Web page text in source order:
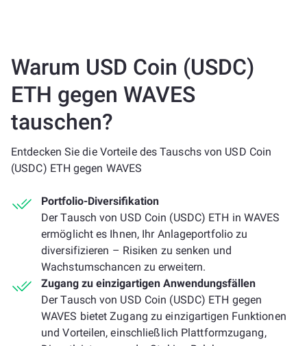
Warum USD Coin (USDC)
ETH gegen WAVES
tauschen?
Entdecken Sie die Vorteile des Tauschs von USD Coin
(USDC) ETH gegen WAVES
Portfolio-Diversifikation
Der Tausch von USD Coin (USDC) ETH in WAVES
ermöglicht es Ihnen, Ihr Anlageportfolio zu
diversifizieren – Risiken zu senken und
Wachstumschancen zu erweitern.
Zugang zu einzigartigen Anwendungsfällen
Der Tausch von USD Coin (USDC) ETH gegen
WAVES bietet Zugang zu einzigartigen Funktionen
und Vorteilen, einschließlich Plattformzugang,